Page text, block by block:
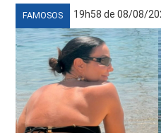
FAMOSOS 19h58 de 08/08/